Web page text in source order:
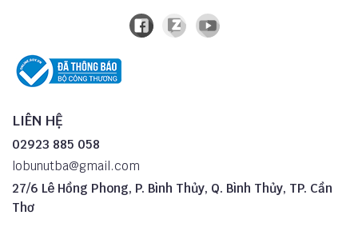
LIÊN HỆ
02923 885 058
lobunutba@gmail.com
27/6 Lê Hồng Phong, P. Bình Thủy, Q. Bình Thủy, TP. Cần
Thơ